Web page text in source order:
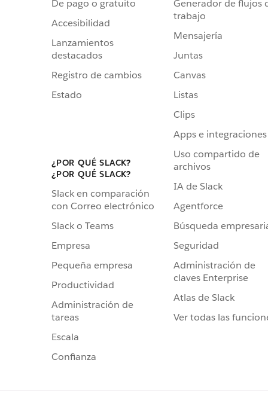
De pago o gratuito
Accesibilidad
Lanzamientos
destacados
Registro de cambios
Estado
¿POR QUÉ SLACK?
¿POR QUÉ SLACK?
Slack en comparación
con Correo electrónico
Slack o Teams
Empresa
Pequeña empresa
Productividad
Administración de
tareas
Escala
Confianza
Generador de flujos
trabajo
Mensajería
Juntas
Canvas
Listas
Clips
Apps e integraciones
Uso compartido de
archivos
IA de Slack
Agentforce
Búsqueda
Seguridad
Administración de
claves Enterprise
Atlas de Slack
Ver todas las